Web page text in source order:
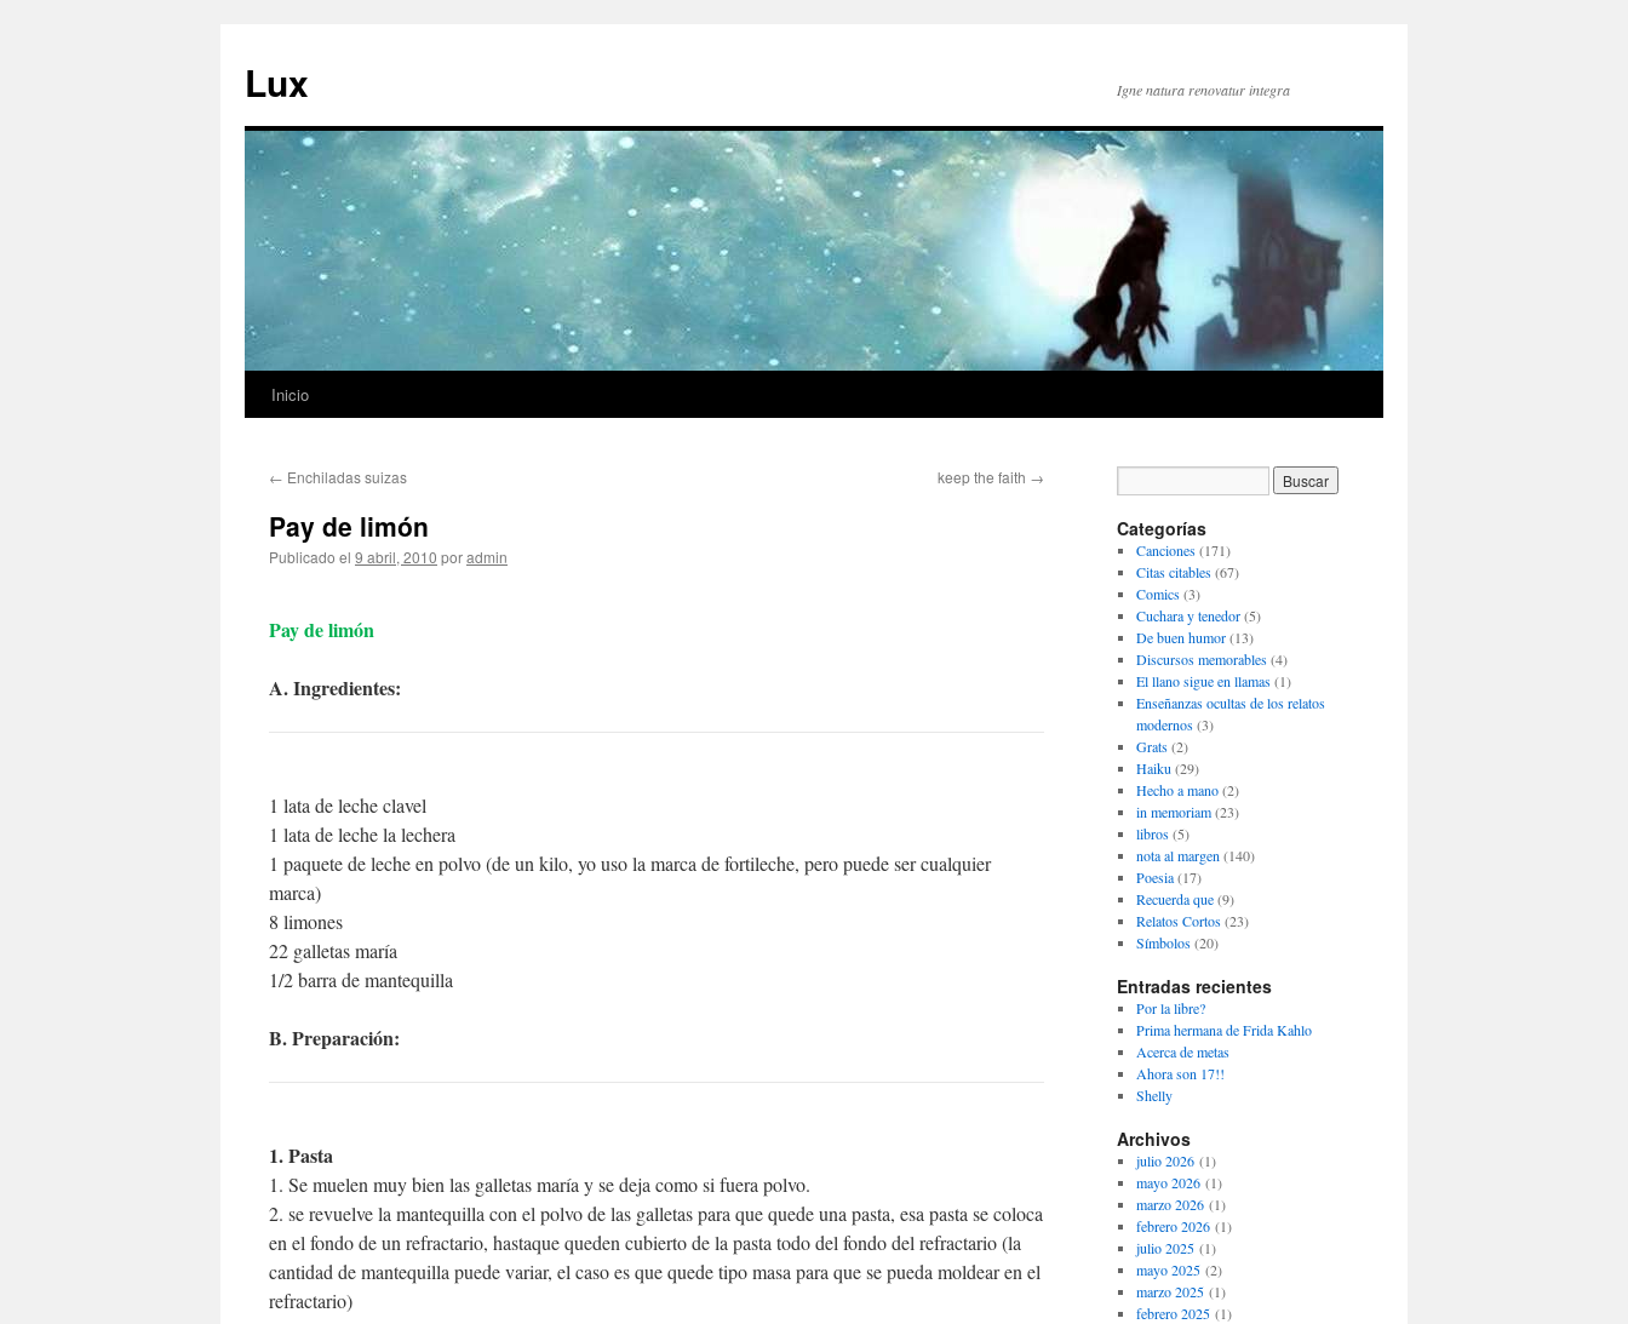
contenido
Lux Igne natura renovatur integra
Inicio
← Enchiladas suizas keep the faith →
Pay de limón
Publicado el 9 abril, 2010 poradmin
Pay de limón
A. Ingredientes:
1 lata de leche clavel
1 lata de leche la lechera
1 paquete de leche en polvo (de un kilo, yo uso la marca de fortileche, pero puede ser cualquier
marca)
8 limones
22 galletas maría
1/2 barra de mantequilla
B. Preparación:
1. Pasta
1. Se muelen muy bien las galletas maría y se deja como si fuera polvo.
2. se revuelve la mantequilla con el polvo de las galletas para que quede una pasta, esa pasta se coloca
en el fondo de un refractario, hastaque queden cubierto de la pasta todo del fondo del refractario (la
cantidad de mantequilla puede variar, el caso es que quede tipo masa para que se pueda moldear en el
refractario)
Categorías
Canciones(171)
Citas citables(67)
Comics(3)
Cuchara y tenedor(5)
De buen humor(13)
Discursos memorables(4)
El llano sigue en llamas(1)
Enseñanzas ocultas de los relatos
modernos(3)
Grats(2)
Haiku (29)
Hecho a mano(2)
in memoriam(23)
libros(5)
nota al margen (140)
Poesia(17)
Recuerda que(9)
Relatos Cortos(23)
Símbolos(20)
Entradas recientes
Por la libre?
Prima hermana de Frida Kahlo
Acerca de metas
Ahora son 17!!
Shelly
Archivos
julio 2026(1)
mayo 2026(1)
marzo 2026(1)
febrero 2026(1)
julio 2025(1)
mayo 2025(2)
marzo 2025(1)
febrero 2025(1)